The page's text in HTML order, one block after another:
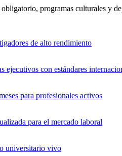
programas culturales y
de alto rendimiento
ejecutivos con estándares
para profesionales activos
para el mercado laboral
universitario vivo